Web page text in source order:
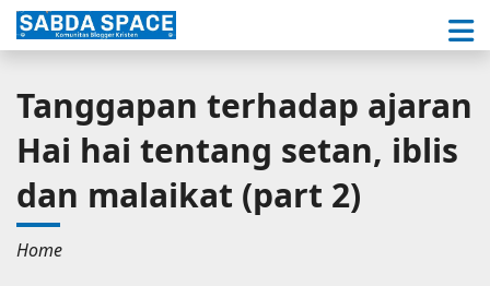
Tanggapan terhadap ajaran
Hai hai tentang setan, iblis
dan malaikat (part 2)
Home